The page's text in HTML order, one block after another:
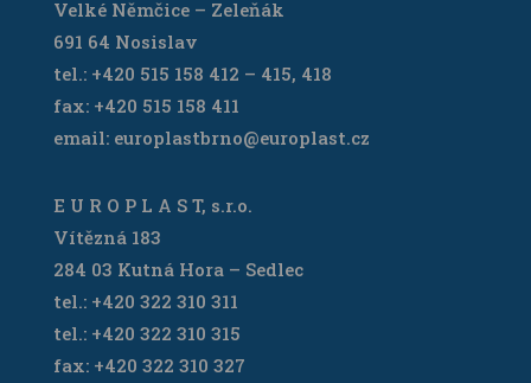
Velké Němčice – Zeleňák
691 64 Nosislav
tel.: +420 515 158 412 – 415, 418
fax: +420 515 158 411
email: europlastbrno@europlast.cz
E U R O P L A S T, s.r.o.
Vítězná 183
284 03 Kutná Hora – Sedlec
tel.: +420 322 310 311
tel.: +420 322 310 315
fax: +420 322 310 327